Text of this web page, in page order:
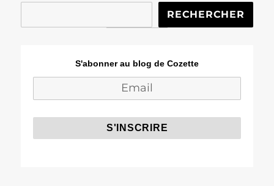
RECHERCHER
S'abonner au blog de Cozette